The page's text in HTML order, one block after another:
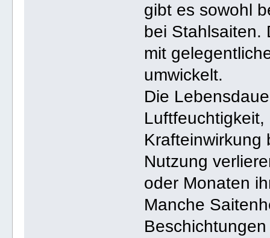
gibt es sowohl
bei Stahlsaiten.
mit
umwickelt.
Die
Krafteinwirkung
Nutzung
oder Monaten
Manche